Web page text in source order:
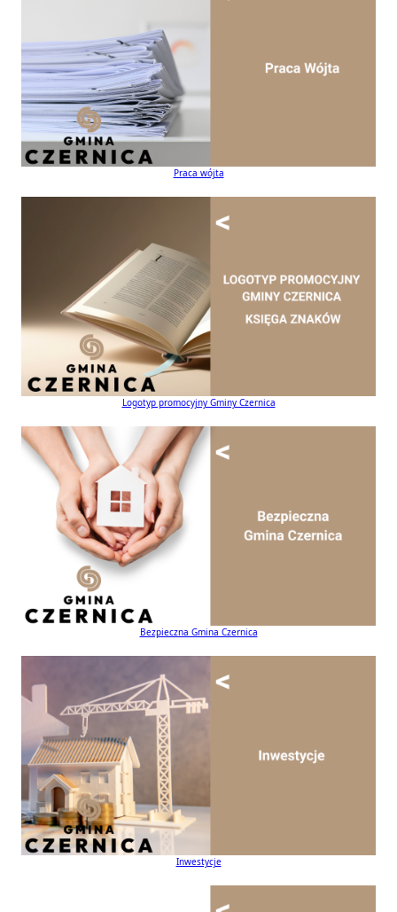
Praca wójta
Logotyp promocyjny Gminy Czernica
Bezpieczna Gmina Czernica
Inwestycje